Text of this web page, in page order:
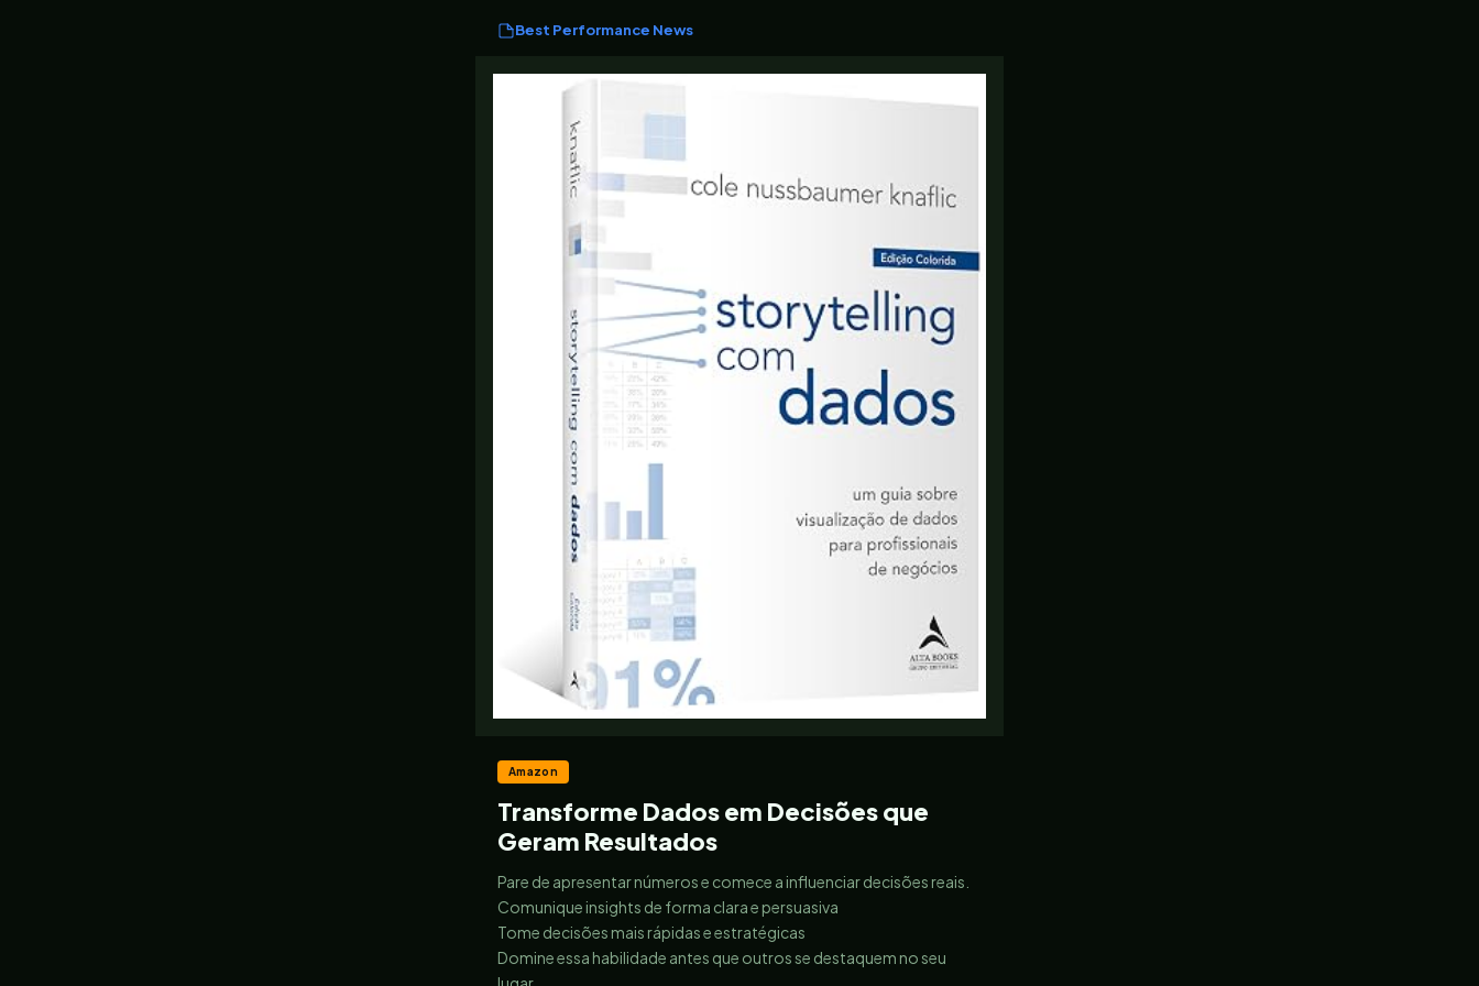
Best Performance News
Amazon
Transforme Dados em Decisões que
Geram Resultados
Pare de apresentar números e comece a influenciar decisões reais.
Comunique insights de forma clara e persuasiva
Tome decisões mais rápidas e estratégicas
Domine essa habilidade antes que outros se destaquem no seu